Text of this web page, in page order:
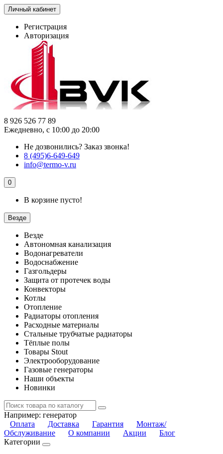
Личный кабинет
Регистрация
Авторизация
8 926 526 77 89
Ежедневно, с 10:00 до 20:00
Не дозвонились? Заказ звонка!
8 (495)6-649-649
info@termo-v.ru
0
В корзине пусто!
Везде
Везде
Автономная канализация
Водонагреватели
Водоснабжение
Газгольдеры
Защита от протечек воды
Конвекторы
Котлы
Отопление
Радиаторы отопления
Расходные материалы
Стальные трубчатые радиаторы
Тёплые полы
Товары Stout
Электрооборудование
Газовые генераторы
Наши объекты
Новинки
Например: генератор
Оплата
Доставка Гарантия
Монтаж/
Обслуживание
О компании Акции
Блог
Категории